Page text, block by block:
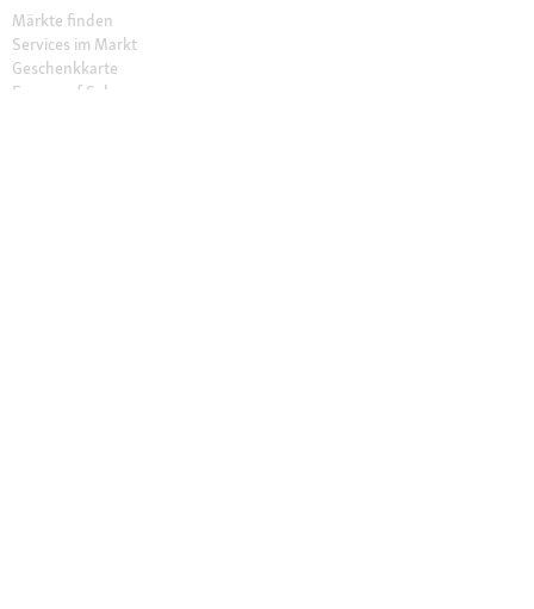
Märkte finden
Services im Markt
Geschenkkarte
Fressnapf Salon